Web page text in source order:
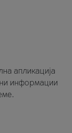
апликација
информации